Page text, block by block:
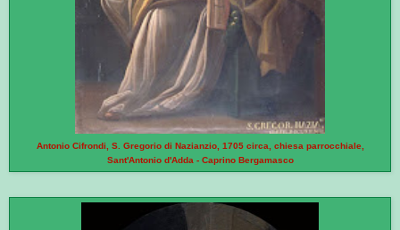
Antonio Cifrondi, S. Gregorio di Nazianzio, 1705 circa, chiesa parrocchiale,
Sant'Antonio d'Adda - Caprino Bergamasco